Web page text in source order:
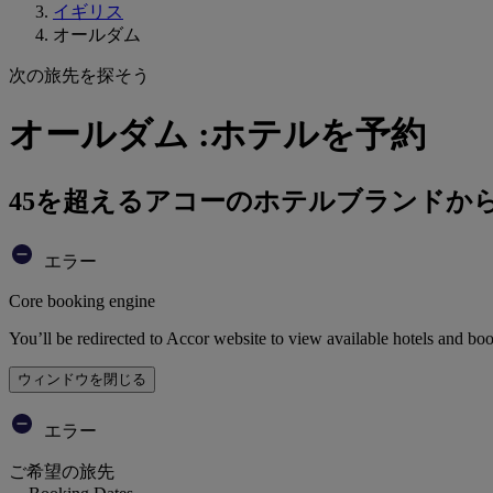
イギリス
オールダム
次の旅先を探そう
オールダム :ホテルを予約
45を超えるアコーのホテルブランドか
エラー
Core booking engine
You’ll be redirected to Accor website to view available hotels and
ウィンドウを閉じる
エラー
ご希望の旅先